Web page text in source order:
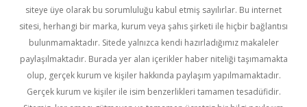
siteye üye olarak bu sorumluluğu kabul etmiş sayılırlar. Bu internet
sitesi, herhangi bir marka, kurum veya şahıs şirketi ile hiçbir bağlantısı
bulunmamaktadır. Sitede yalnızca kendi hazırladığımız makaleler
paylaşılmaktadır. Burada yer alan içerikler haber niteliği taşımamakta
olup, gerçek kurum ve kişiler hakkında paylaşım yapılmamaktadır.
Gerçek kurum ve kişiler ile isim benzerlikleri tamamen tesadüfidir.